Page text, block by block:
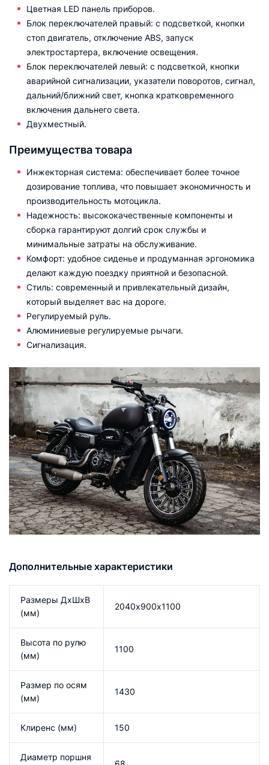
Цветная LED панель приборов.
Блок переключателей правый: с подсветкой, кнопки
стоп двигатель, отключение ABS, запуск
электростартера, включение освещения.
Блок переключателей левый: с подсветкой, кнопки
аварийной сигнализации, указатели поворотов, сигнал,
дальний/ближний свет, кнопка кратковременного
включения дальнего света.
Двухместный.
Преимущества товара
Инжекторная система: обеспечивает более точное
дозирование топлива, что повышает экономичность и
производительность мотоцикла.
Надежность: высококачественные компоненты и
сборка гарантируют долгий срок службы и
минимальные затраты на обслуживание.
Комфорт: удобное сиденье и продуманная эргономика
делают каждую поездку приятной и безопасной.
Стиль: современный и привлекательный дизайн,
который выделяет вас на дороге.
Регулируемый руль.
Алюминиевые регулируемые рычаги.
Сигнализация.
Дополнительные характеристики
Размеры ДхШхВ
(мм)
2040х900х1100
Высота по рулю
(мм)
1100
Размер по осям
(мм)
1430
Клиренс (мм) 150
Диаметр поршня